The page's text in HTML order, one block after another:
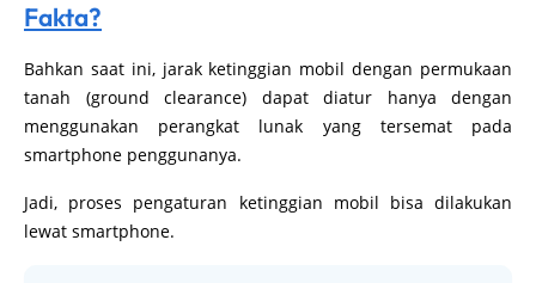
Fakta?
Bahkan saat ini, jarak ketinggian mobil dengan permukaan
tanah (ground clearance) dapat diatur hanya dengan
menggunakan perangkat lunak yang tersemat pada
smartphone penggunanya.
Jadi, proses pengaturan ketinggian mobil bisa dilakukan
lewat smartphone.